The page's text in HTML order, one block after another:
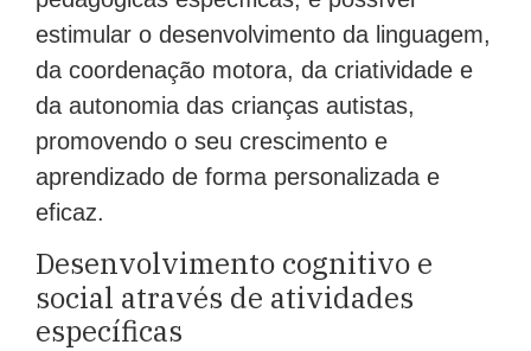
estimular o desenvolvimento da linguagem,
da coordenação motora, da criatividade e
da autonomia das crianças autistas,
promovendo o seu crescimento e
aprendizado de forma personalizada e
eficaz.
Desenvolvimento cognitivo e
social através de atividades
específicas